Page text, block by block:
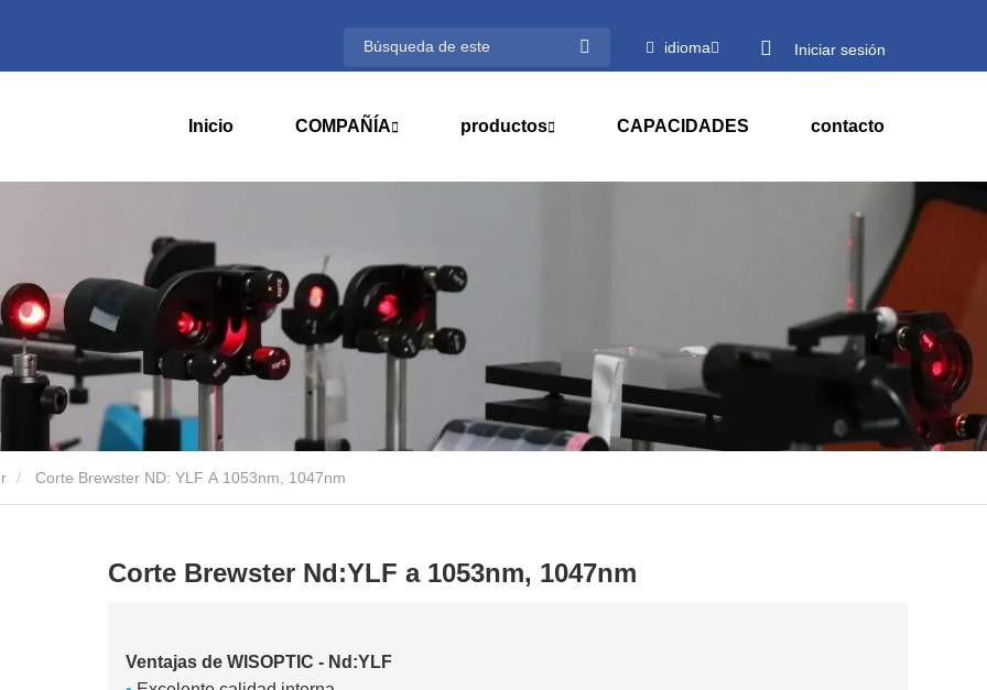
idioma Iniciar sesión
Inicio COMPAÑÍA productos CAPACIDADES contacto
Corte Brewster ND: YLF A 1053nm, 1047nm
Corte Brewster Nd:YLF a 1053nm, 1047nm
Ventajas de WISOPTIC - Nd:YLF